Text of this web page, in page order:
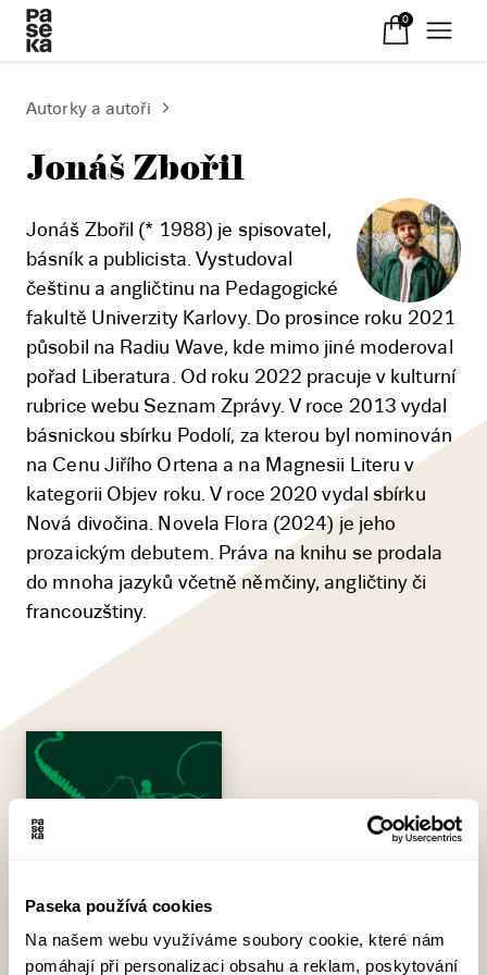
Paseka používá cookies
Na našem webu využíváme soubory cookie, které nám
pomáhají při personalizaci obsahu a reklam, poskytování
0
Autorky a autoři
Jonáš Zbořil
Jonáš Zbořil (* 1988) je spisovatel,
básník a publicista. Vystudoval
češtinu a angličtinu na Pedagogické
fakultě Univerzity Karlovy. Do prosince roku 2021
působil na Radiu Wave, kde mimo jiné moderoval
pořad Liberatura. Od roku 2022 pracuje v kulturní
rubrice webu Seznam Zprávy. V roce 2013 vydal
básnickou sbírku Podolí, za kterou byl nominován
na Cenu Jiřího Ortena a na Magnesii Literu v
kategorii Objev roku. V roce 2020 vydal sbírku
Nová divočina. Novela Flora (2024) je jeho
prozaickým debutem. Práva na knihu se prodala
do mnoha jazyků včetně němčiny, angličtiny či
francouzštiny.